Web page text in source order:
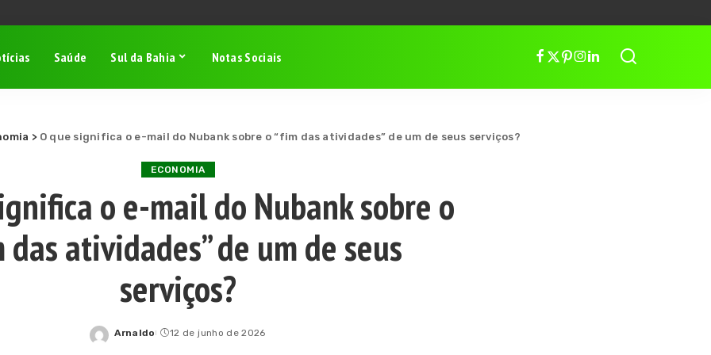
Saúde Sul da Bahia Notas Sociais
> O que significa o e-mail do Nubank sobre o “fim das atividades” de um de seus serviços?
ECONOMIA
o e-mail do Nubank sobre o
das atividades” de um de seus
serviços?
Posted
Arnaldo 12 de junho de 2026